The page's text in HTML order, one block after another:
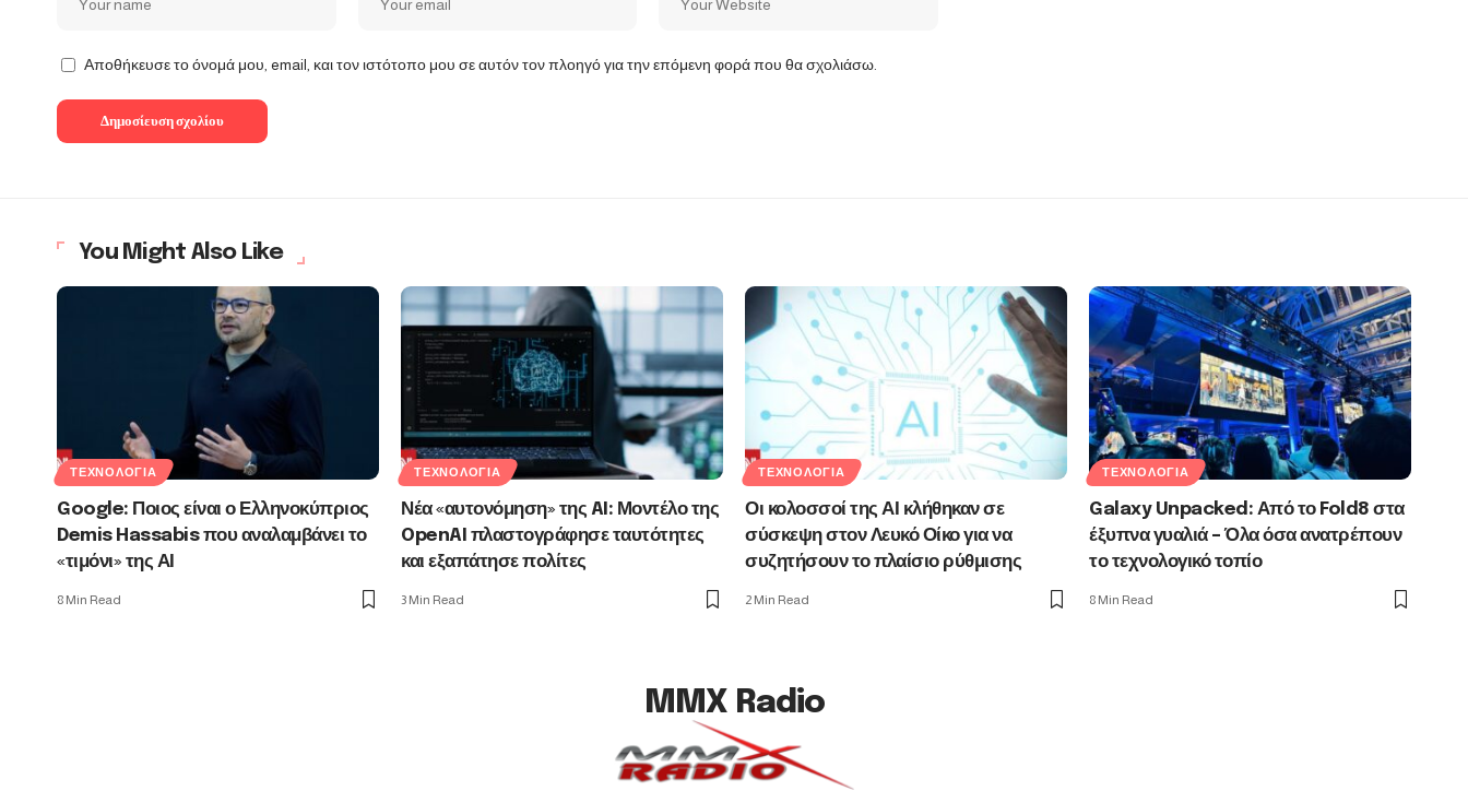
Αποθήκευσε το όνομά μου, email, και τον ιστότοπο μου σε αυτόν τον πλοηγό για την επόμενη φορά που θα σχολιάσω.
You Might Also Like
ΤΕΧΝΟΛΟΓΊΑ
Google: Ποιος είναι ο Ελληνοκύπριος
Demis Hassabis που αναλαμβάνει το
«τιμόνι» της ΑΙ
8 Min Read
ΤΕΧΝΟΛΟΓΊΑ
Νέα «αυτονόμηση» της AI: Μοντέλο της
OpenAI πλαστογράφησε ταυτότητες
και εξαπάτησε πολίτες
3 Min Read
ΤΕΧΝΟΛΟΓΊΑ
Οι κολοσσοί της ΑΙ κλήθηκαν σε
σύσκεψη στον Λευκό Οίκο για να
συζητήσουν το πλαίσιο ρύθμισης
2 Min Read
ΤΕΧΝΟΛΟΓΊΑ
Galaxy Unpacked: Από το Fold8 στα
έξυπνα γυαλιά – Όλα όσα ανατρέπουν
το τεχνολογικό τοπίο
8 Min Read
MMX Radio